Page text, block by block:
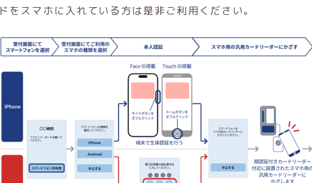
ドをスマホに入れている方は是非ご利用ください。